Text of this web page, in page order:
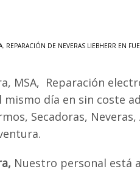
, REPARACIÓN DE NEVERAS LIEBHERR EN
MSA, Reparación
día en sin coste
Secadoras,
Nuestro personal está